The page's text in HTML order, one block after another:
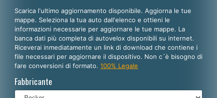
Italiano
English
Español
Deutsch
Scarica l'ultimo aggiornamento disponibile. Aggiorna le tue
mappe. Seleziona la tua auto dall'elenco e ottieni le
informazioni necessarie per aggiornare le tue mappe. La
banca dati più completa di autovelox disponibili su internet.
Riceverai inmediatamente un link di download che contiene i
file necessari per aggiornare il dispositivo. Non c´è bisogno di
fare conversioni di formato. 100% Legale
Fabbricante